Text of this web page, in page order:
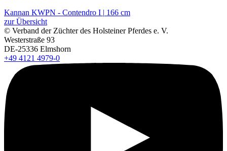
Kannan KWPN - Contendro I | 166 cm
zur Übersicht
© Verband der Züchter des Holsteiner Pferdes e. V.
Westerstraße 93
DE-25336 Elmshorn
+49 4121 4979-0